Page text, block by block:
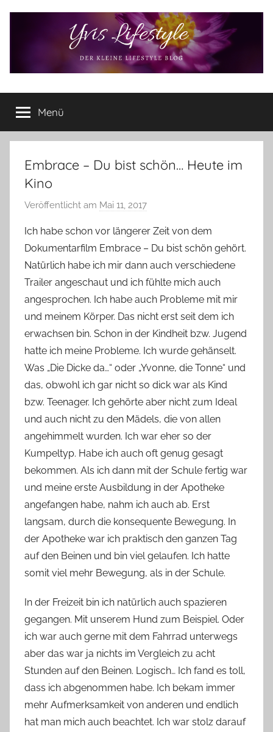
Yvis
Lifestyle
Lifestyle
Blog
–
Lifestyle,
Rezensionen,
Produkttests
und
mehr
Menü
Embrace – Du bist schön… Heute im
Kino
Veröffentlicht am Mai 11, 2017
n
Y
v
o
n
n
e
Ich habe schon vor längerer Zeit von dem
Dokumentarfilm Embrace – Du bist schön gehört.
Natürlich habe ich mir dann auch verschiedene
Trailer angeschaut und ich fühlte mich auch
angesprochen. Ich habe auch Probleme mit mir
und meinem Körper. Das nicht erst seit dem ich
erwachsen bin. Schon in der Kindheit bzw. Jugend
hatte ich meine Probleme. Ich wurde gehänselt.
Was „Die Dicke da…“ oder „Yvonne, die Tonne“ und
das, obwohl ich gar nicht so dick war als Kind
bzw. Teenager. Ich gehörte aber nicht zum Ideal
und auch nicht zu den Mädels, die von allen
angehimmelt wurden. Ich war eher so der
Kumpeltyp. Habe ich auch oft genug gesagt
bekommen. Als ich dann mit der Schule fertig war
und meine erste Ausbildung in der Apotheke
angefangen habe, nahm ich auch ab. Erst
langsam, durch die konsequente Bewegung. In
der Apotheke war ich praktisch den ganzen Tag
auf den Beinen und bin viel gelaufen. Ich hatte
somit viel mehr Bewegung, als in der Schule.
In der Freizeit bin ich natürlich auch spazieren
gegangen. Mit unserem Hund zum Beispiel. Oder
ich war auch gerne mit dem Fahrrad unterwegs
aber das war ja nichts im Vergleich zu acht
Stunden auf den Beinen. Logisch… Ich fand es toll,
dass ich abgenommen habe. Ich bekam immer
mehr Aufmerksamkeit von anderen und endlich
hat man mich auch beachtet. Ich war stolz darauf